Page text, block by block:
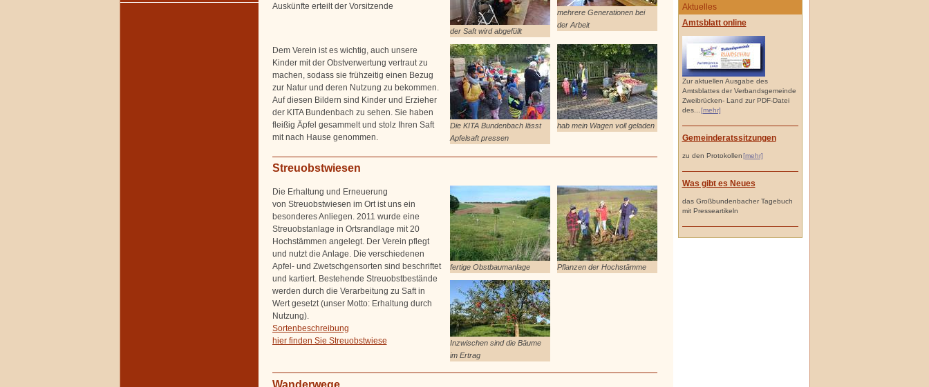
Aktuelles
Amtsblatt online
Zur aktuellen Ausgabe des
Amtsblattes der Verbandsgemeinde
Zweibrücken- Land zur PDF-Datei
des...
[mehr]
Gemeinderatssitzungen
zu den Protokollen[mehr]
Was gibt es Neues
das Großbundenbacher Tagebuch
mit Presseartikeln
der Saft wird abgefüllt
mehrere Generationen bei
der Arbeit
Auskünfte erteilt der Vorsitzende
Die KITA Bundenbach lässt
Apfelsaft pressen
hab mein Wagen voll geladen
Dem Verein ist es wichtig, auch unsere
Kinder mit der Obstverwertung vertraut zu
machen, sodass sie frühzeitig einen Bezug
zur Natur und deren Nutzung zu bekommen.
Auf diesen Bildern sind Kinder und Erzieher
der KITA Bundenbach zu sehen. Sie haben
fleißig Äpfel gesammelt und stolz Ihren Saft
mit nach Hause genommen.
Streuobstwiesen
fertige Obstbaumanlage Pflanzen der Hochstämme
Inzwischen sind die Bäume
im Ertrag
Die Erhaltung und Erneuerung
von Streuobstwiesen im Ort ist uns ein
besonderes Anliegen. 2011 wurde eine
Streuobstanlage in Ortsrandlage mit 20
Hochstämmen angelegt. Der Verein pflegt
und nutzt die Anlage. Die verschiedenen
Apfel- und Zwetschgensorten sind beschriftet
und kartiert. Bestehende Streuobstbestände
werden durch die Verarbeitung zu Saft in
Wert gesetzt (unser Motto: Erhaltung durch
Nutzung).
Sortenbeschreibung
hier finden Sie Streuobstwiese
Wanderwege